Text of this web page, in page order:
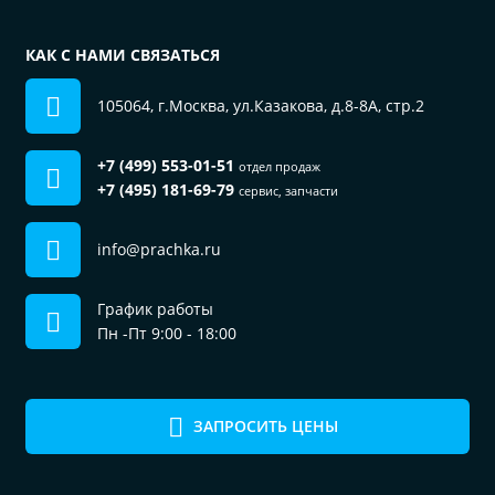
ЗАПРОСИТЬ ЦЕНЫ
КАК С НАМИ СВЯЗАТЬСЯ
105064, г.Москва, ул.Казакова, д.8-8А, стр.2
+7 (499) 553-01-51 отдел продаж
+7 (495) 181-69-79 сервис, запчасти
info@prachka.ru
График работы
Пн -Пт 9:00 - 18:00